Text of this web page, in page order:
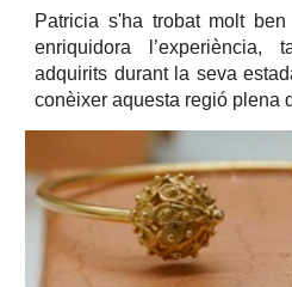
Patricia s'ha trobat molt
enriquidora l’experiència,
adquirits durant la seva
conèixer aquesta regió plena